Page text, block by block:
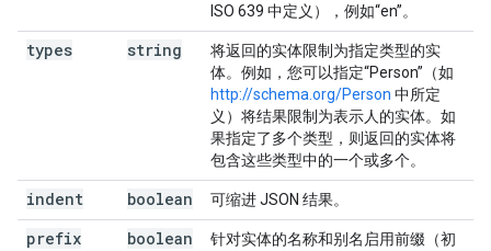
ISO 639 中定义），例如“en”。
types string
将返回的实体限制为指定类型的实
体。例如，您可以指定“Person”（如
http://schema.org/Person 中所定
义）将结果限制为表示人的实体。如
果指定了多个类型，则返回的实体将
包含这些类型中的一个或多个。
indent boolean 可缩进 JSON 结果。
prefix boolean
针对实体的名称和别名启用前缀（初